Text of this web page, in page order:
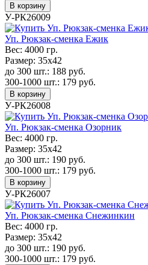
В корзину
У-РК26009
Уп. Рюкзак-сменка Ежик
Вес: 4000 гр.
Размер: 35х42
до 300 шт.: 188 руб.
300-1000 шт.: 179 руб.
В корзину
У-РК26008
Уп. Рюкзак-сменка Озорник
Вес: 4000 гр.
Размер: 35х42
до 300 шт.: 190 руб.
300-1000 шт.: 179 руб.
В корзину
У-РК26007
Уп. Рюкзак-сменка Снежинкин
Вес: 4000 гр.
Размер: 35х42
до 300 шт.: 190 руб.
300-1000 шт.: 179 руб.